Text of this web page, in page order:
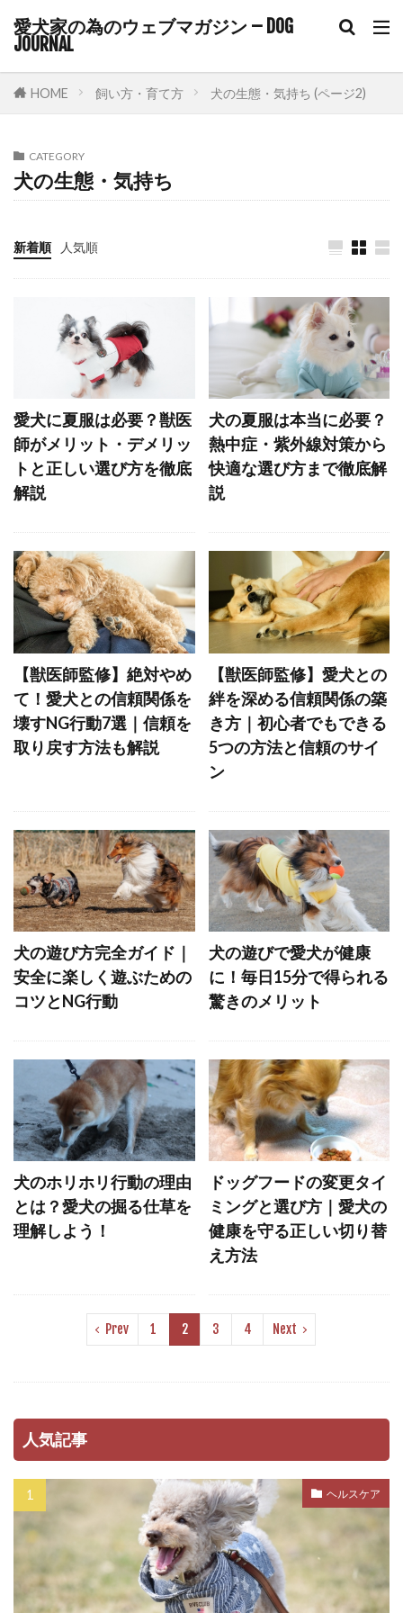
愛犬家の為のウェブマガジン – DOG
JOURNALハンドターゲット
ハードアイ
バケツゲーム
バランス
バランス感覚
バリアフリー
バリア機能
バロメーター
パニック障害
パピーリフト
パートナーシップ
ヒート
ビタミンE
ピッチ
ファインド・イット
フィアフリー
フィラリア予防
フィラリア症
フェッチプレイ
フラストレーション
フロントクリップハーネス
フローディング
フローリング
フード
フードアレルギー
プレウォッシュ
プロバイオティクス
ヘソ天
ヘルスケア
ヘルニア
ベッド
ベッドメイキング
ベッドメーキング
ベリーアップ
ベロ
ペインポイント
ペットカメラ
ペットカート
ペットゲート
ペットシッター
ペットシーツ
ペット旅行
ホルモンバランス
ホームケア
ボディコンディションスコア
ボディランゲージ
ボディーランゲージ
ポイント
ポジティブ
ポジティブトレーニング
ポジティブループ
ポジティブ・トレーニング
マズルコントロール
マダニ
マッサージ
マテ
マナー
マナーウェア
マナーベルト
マネジメント
マラセチア
マンション暮らし
マーカー
マーキング
ミクロフィリア
ミックストコフェロール
メカニズム
メリット
メンタル
メンタルケア
モンローウォーク
ユーストレス
ライフスタイル
ラダーオブアグレッション
ラダー・オブ・アグレッション
リスク
リスクヘッジ
リソースガーディング
リダイレクション
リップラッキング
リハビリ
リラックス
リーシュリアクティビティ
リーダー
リーダーウォーク
リード
リードショック
リードトレーニング
リード・ディップ
HOME 飼い方・育て方 犬の生態・気持ち (ページ2)
CATEGORY
犬の生態・気持ち
新着順 人気順
愛犬に夏服は必要？獣医
師がメリット・デメリッ
トと正しい選び方を徹底
解説
犬の夏服は本当に必要？
熱中症・紫外線対策から
快適な選び方まで徹底解
説
【獣医師監修】絶対やめ
て！愛犬との信頼関係を
壊すNG行動7選｜信頼を
取り戻す方法も解説
【獣医師監修】愛犬との
絆を深める信頼関係の築
き方｜初心者でもできる
5つの方法と信頼のサイ
ン
犬の遊び方完全ガイド｜
安全に楽しく遊ぶための
コツとNG行動
犬の遊びで愛犬が健康
に！毎日15分で得られる
驚きのメリット
犬のホリホリ行動の理由
とは？愛犬の掘る仕草を
理解しよう！
ドッグフードの変更タイ
ミングと選び方｜愛犬の
健康を守る正しい切り替
え方法
Prev 1 2 3 4 Next
人気記事
ヘルスケア